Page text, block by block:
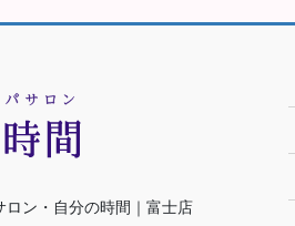
ロン・自分の時間｜富士店